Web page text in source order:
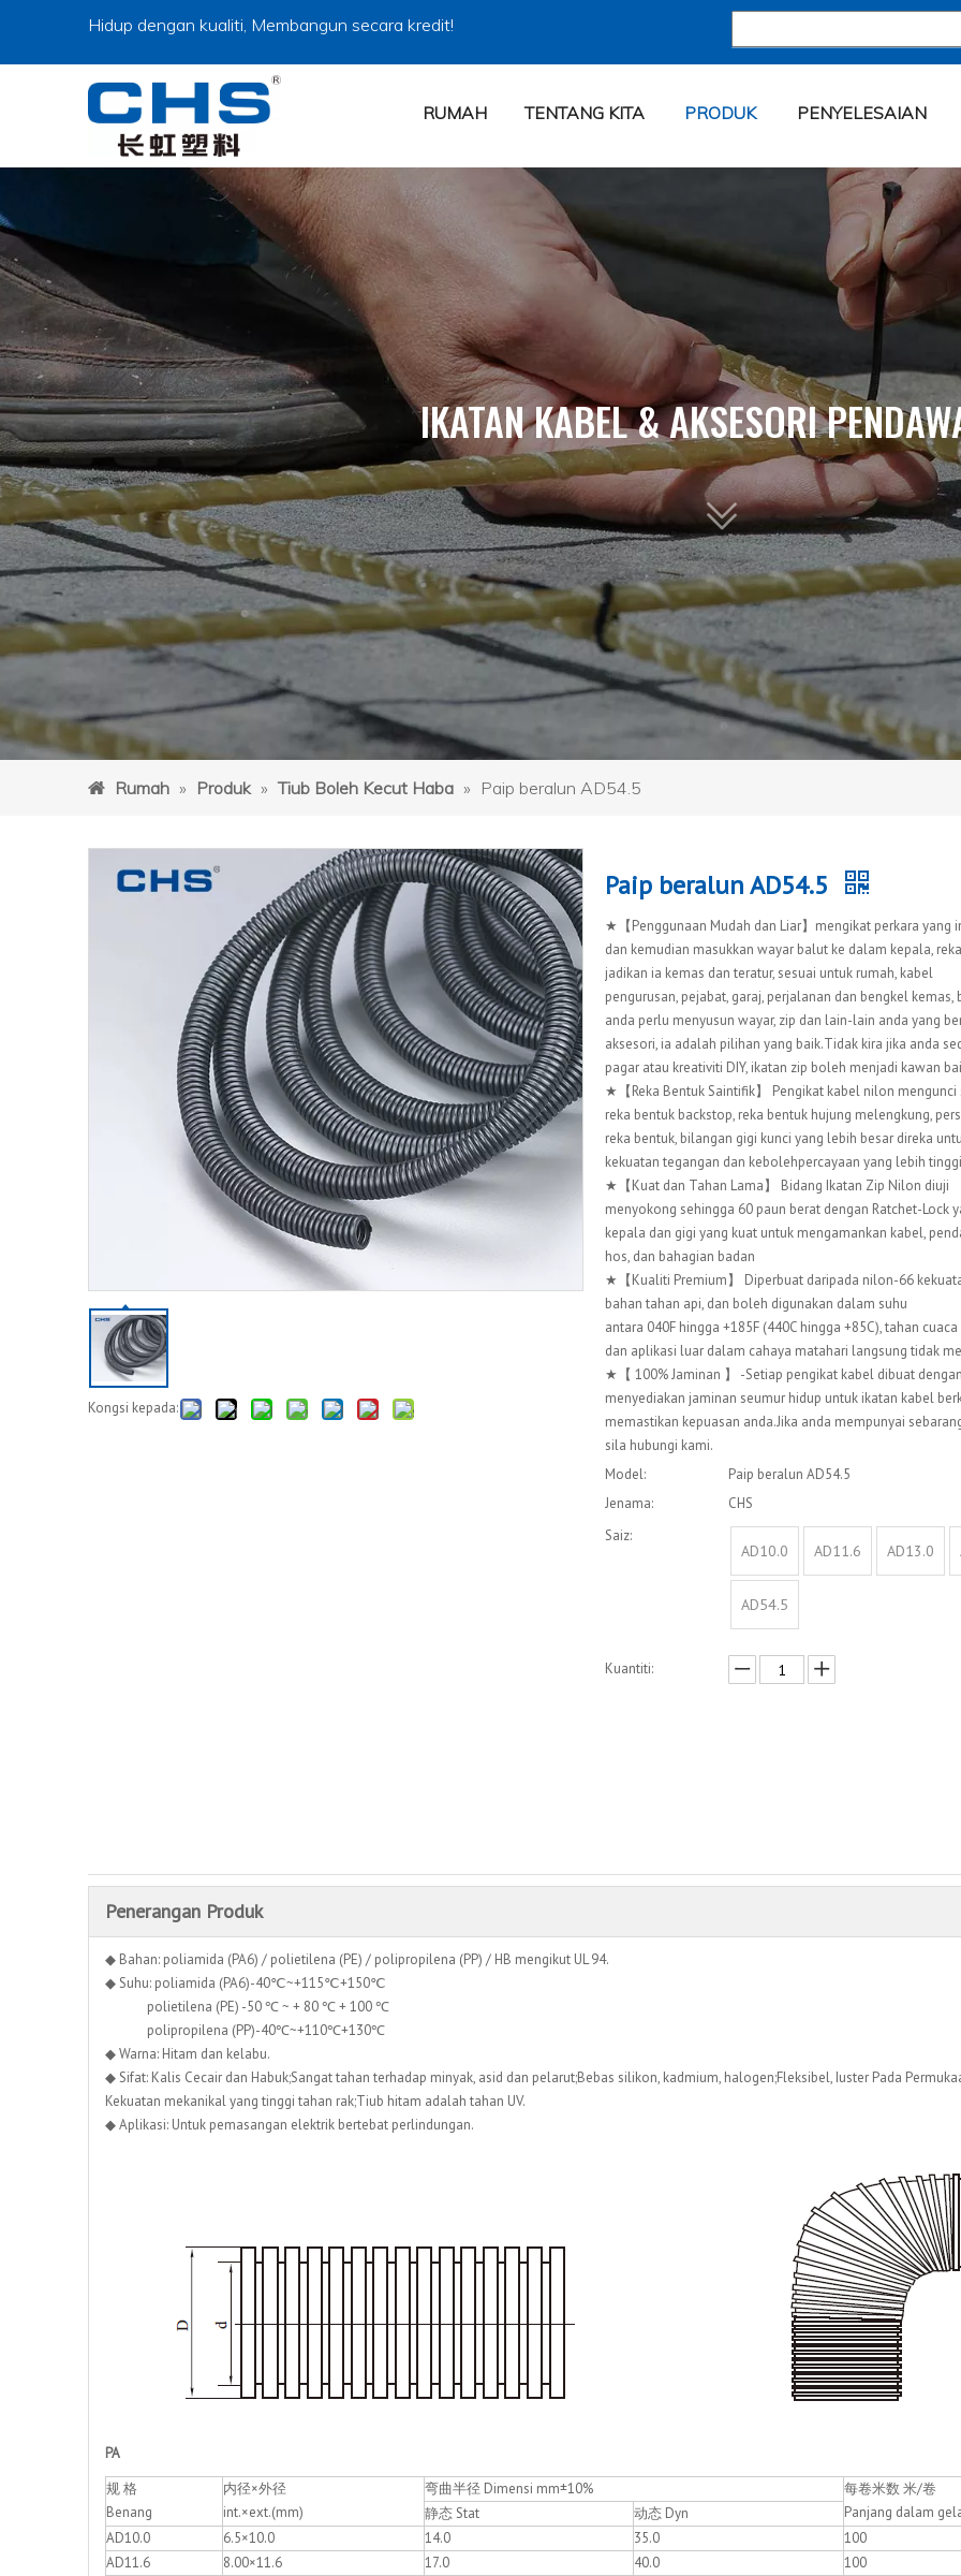
Hidup dengan kualiti, Membangun secara kredit!
RUMAH TENTANG KITA PRODUK PENYELESAIAN
IKATAN KABEL & AKSESORI
Rumah » Produk » Tiub Boleh Kecut Haba » Paip beralun AD54.5
Kongsi kepada:
Paip beralun AD54.5
★【Penggunaan Mudah dan Liar】mengikat perkara yang
dan kemudian masukkan wayar balut ke dalam kepala,
jadikan ia kemas dan teratur, sesuai untuk rumah, kabel
pengurusan, pejabat, garaj, perjalanan dan bengkel
anda perlu menyusun wayar, zip dan lain-lain anda yang
aksesori, ia adalah pilihan yang baik.Tidak kira jika anda
pagar atau kreativiti DIY, ikatan zip boleh menjadi kawan
★【Reka Bentuk Saintifik】 Pengikat kabel nilon mengunci
reka bentuk backstop, reka bentuk hujung melengkung,
reka bentuk, bilangan gigi kunci yang lebih besar direka
kekuatan tegangan dan kebolehpercayaan yang lebih
★【Kuat dan Tahan Lama】 Bidang Ikatan Zip Nilon diuji
menyokong sehingga 60 paun berat dengan Ratchet-Lock
kepala dan gigi yang kuat untuk mengamankan kabel,
hos, dan bahagian badan
★【Kualiti Premium】 Diperbuat daripada nilon-66
bahan tahan api, dan boleh digunakan dalam suhu
antara 040F hingga +185F (440C hingga +85C), tahan cuaca
dan aplikasi luar dalam cahaya matahari langsung tidak
★【 100% Jaminan 】 -Setiap pengikat kabel dibuat
menyediakan jaminan seumur hidup untuk ikatan kabel
memastikan kepuasan anda.Jika anda mempunyai
sila hubungi kami.
Model:
Paip beralun AD54.5
Jenama:
CHS
Saiz:
AD10.0 AD11.6 AD13.0
AD54.5
Kuantiti:
Penerangan Produk
◆ Bahan: poliamida (PA6) / polietilena (PE) / polipropilena (PP) / HB mengikut UL 94.
◆ Suhu: poliamida (PA6)-40℃~+115℃+150℃
polietilena (PE) -50 ℃ ~ + 80 ℃ + 100 ℃
polipropilena (PP)-40℃~+110℃+130℃
◆ Warna: Hitam dan kelabu.
◆ Sifat: Kalis Cecair dan Habuk;Sangat tahan terhadap minyak, asid dan pelarut;Bebas silikon, kadmium, halogen;Fleksibel, Iuster Pada
Kekuatan mekanikal yang tinggi tahan rak;Tiub hitam adalah tahan UV.
◆ Aplikasi: Untuk pemasangan elektrik bertebat perlindungan.
PA
规 格
Benang
内径×外径
int.×ext.(mm)
弯曲半径 Dimensi mm±10%
每卷米数 米/卷
Panjang dalam
静态 Stat
动态 Dyn
AD10.0
6.5×10.0 14.0 35.0
100
AD11.6
8.00×11.6 17.0 40.0
100